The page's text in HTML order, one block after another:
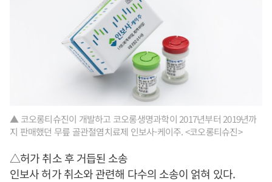
▲ 코오롱티슈진이 개발하고 코오롱생명과학이 2017년부터 2019년까
지 판매했던 무릎 골관절염치료제 인보사-케이주. <코오롱티슈진>
△허가 취소 후 거듭된 소송
인보사 허가 취소와 관련해 다수의 소송이 얽혀 있다.